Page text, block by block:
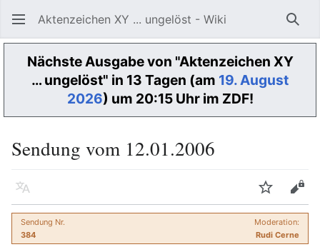
Aktenzeichen XY ... ungelöst - Wiki
Nächste Ausgabe von "Aktenzeichen XY
… ungelöst" in 13 Tagen (am 19. August
2026) um 20:15 Uhr im ZDF!
Sendung vom 12.01.2006
Sprache
Sendung Nr.
384
Moderation:
Rudi Cerne